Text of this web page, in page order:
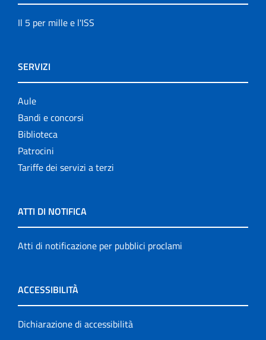
Il 5 per mille e l'ISS
SERVIZI
Aule
Bandi e concorsi
Biblioteca
Patrocini
Tariffe dei servizi a terzi
ATTI DI NOTIFICA
Atti di notificazione per pubblici proclami
ACCESSIBILITÀ
Dichiarazione di accessibilità